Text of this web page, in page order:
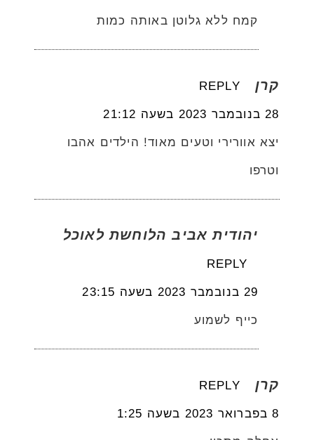
קמח ללא גלוטן באותה כמות
קרן REPLY
28 בנובמבר 2023 בשעה 21:12
יצא אוורירי וטעים מאוד! הילדים אהבו
וטרפו
יהודית אביב הלוחשת לאוכל
REPLY
29 בנובמבר 2023 בשעה 23:15
כייף לשמוע
קרן REPLY
8 בפברואר 2023 בשעה 1:25